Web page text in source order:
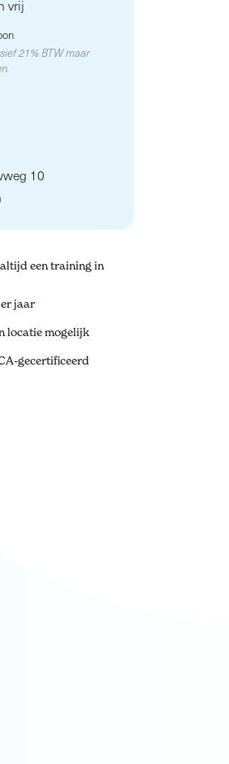
vrij
21% BTW maar
10
een training in
jaar
locatie mogelijk
gecertificeerd